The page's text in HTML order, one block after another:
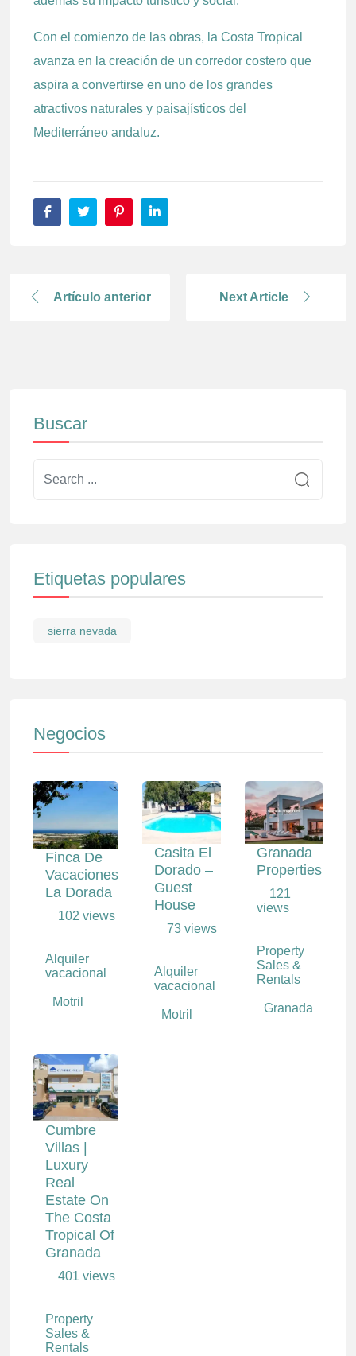
Con el comienzo de las obras, la Costa Tropical
avanza en la creación de un corredor costero que
aspira a convertirse en uno de los grandes
atractivos naturales y paisajísticos del
Mediterráneo andaluz.
Artículo anterior Next Article
Buscar
Etiquetas populares
sierra nevada
Negocios
Finca De
Vacaciones
La Dorada
102 views
Alquiler
vacacional
Motril
Casita El
Dorado –
Guest
House
73 views
Alquiler
vacacional
Motril
Granada
Properties
121
views
Property
Sales &
Rentals
Granada
Cumbre
Villas |
Luxury
Real
Estate On
The Costa
Tropical Of
Granada
401 views
Property
Sales &
Rentals